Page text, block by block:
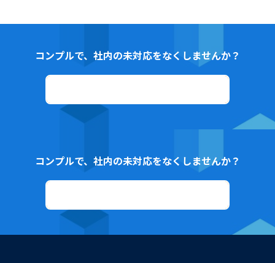
コンプルで、社内の未対応をなくしませんか？
コンプルで、社内の未対応をなくしませんか？